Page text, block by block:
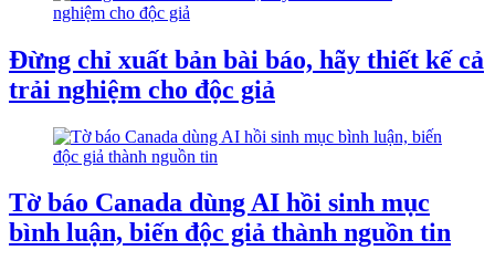
Đừng chỉ xuất bản bài báo, hãy thiết kế cả
trải nghiệm cho độc giả
Tờ báo Canada dùng AI hồi sinh mục
bình luận, biến độc giả thành nguồn tin